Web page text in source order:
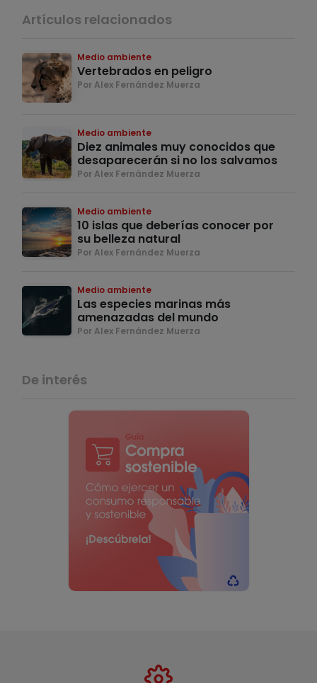
Artículos relacionados
Medio ambiente
Vertebrados en peligro
Por Alex Fernández Muerza
Medio ambiente
Diez animales muy conocidos que
desaparecerán si no los salvamos
Por Alex Fernández Muerza
Medio ambiente
10 islas que deberías conocer por
su belleza natural
Por Alex Fernández Muerza
Medio ambiente
Las especies marinas más
amenazadas del mundo
Por Alex Fernández Muerza
De interés